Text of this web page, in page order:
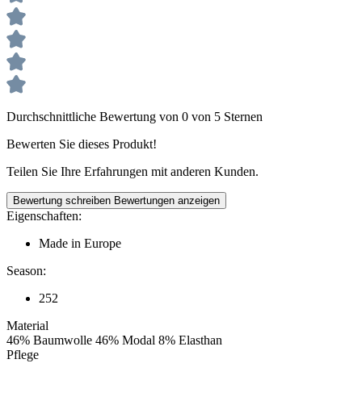
Durchschnittliche Bewertung von 0 von 5 Sternen
Bewerten Sie dieses Produkt!
Teilen Sie Ihre Erfahrungen mit anderen Kunden.
Bewertung schreiben Bewertungen anzeigen
Eigenschaften:
Made in Europe
Season:
252
Material
46% Baumwolle 46% Modal 8% Elasthan
Pflege